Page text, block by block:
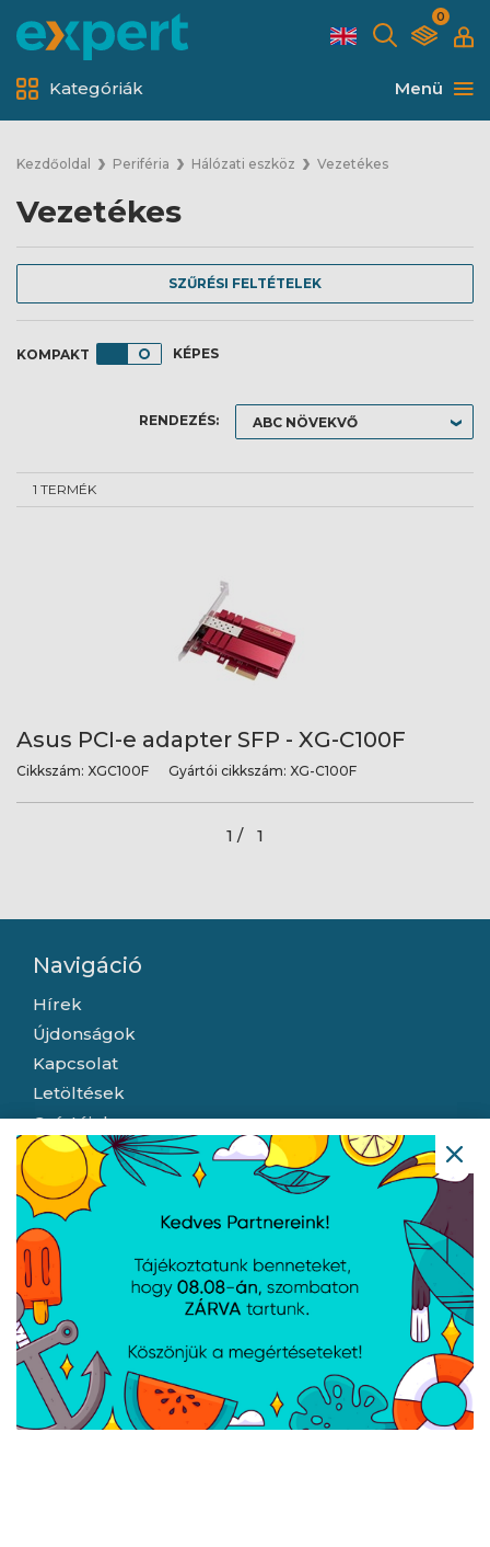
0
Menü
Kategóriák
Kezdőoldal Periféria Hálózati eszköz Vezetékes
Vezetékes
SZŰRÉSI FELTÉTELEK
KÉPES
RENDEZÉS:
1 TERMÉK
Asus PCI-e adapter SFP - XG-C100F
Cikkszám: XGC100F Gyártói cikkszám: XG-C100F
1 / 1
Navigáció
Hírek
Újdonságok
Kapcsolat
Letöltések
Gyártóink
Információ
Általános szerződési feltételek
Adatkezelési tájékoztató
Hallásvédelmi tájékoztató
Süti (cookie) tájékoztató
Házhozszállítási lehetőségek
Céginformáció
Nyitvatartás